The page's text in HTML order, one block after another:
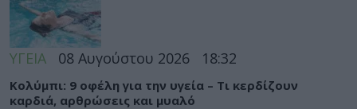
ΥΓΕΙΑ 08 Αυγούστου 2026 18:32
Κολύμπι: 9 οφέλη για την υγεία – Τι κερδίζουν
καρδιά, αρθρώσεις και μυαλό